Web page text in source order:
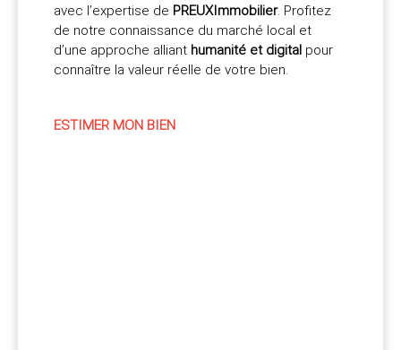
avec l’expertise de PREUXImmobilier. Profitez
de notre connaissance du marché local et
d’une approche alliant humanité et digital pour
connaître la valeur réelle de votre bien.
ESTIMER MON BIEN